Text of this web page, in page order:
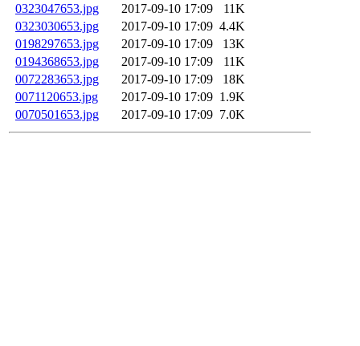
0323047653.jpg
2017-09-10 17:09
11K
0323030653.jpg
2017-09-10 17:09 4.4K
0198297653.jpg
2017-09-10 17:09
13K
0194368653.jpg
2017-09-10 17:09
11K
0072283653.jpg
2017-09-10 17:09
18K
0071120653.jpg
2017-09-10 17:09 1.9K
0070501653.jpg
2017-09-10 17:09 7.0K